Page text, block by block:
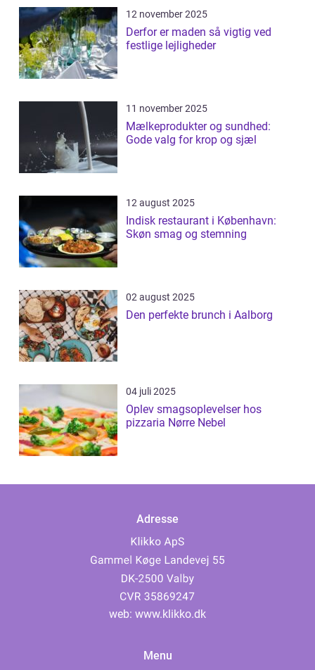
12 november 2025
Derfor er maden så vigtig ved
festlige lejligheder
11 november 2025
Mælkeprodukter og sundhed:
Gode valg for krop og sjæl
12 august 2025
Indisk restaurant i København:
Skøn smag og stemning
02 august 2025
Den perfekte brunch i Aalborg
04 juli 2025
Oplev smagsoplevelser hos
pizzaria Nørre Nebel
Adresse
web: www.klikko.dk
Menu